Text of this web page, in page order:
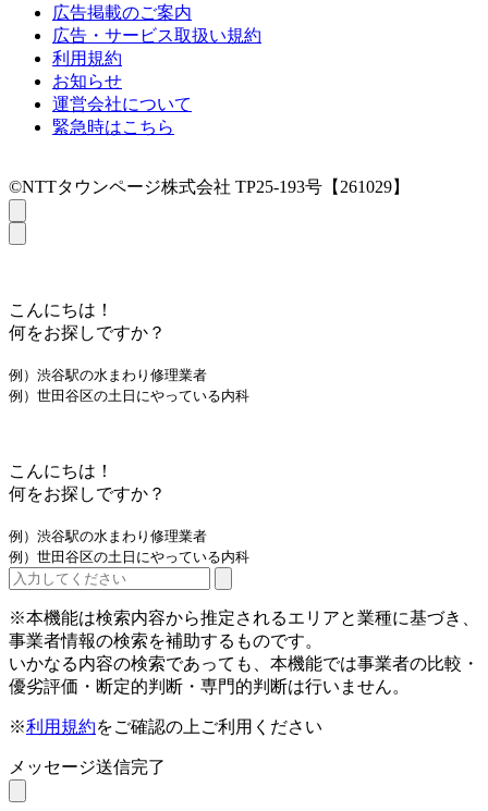
広告掲載のご案内
広告・サービス取扱い規約
利用規約
お知らせ
運営会社について
緊急時はこちら
©NTTタウンページ株式会社 TP25-193号【261029】
こんにちは！
何をお探しですか？
例）渋谷駅の水まわり修理業者
例）世田谷区の土日にやっている内科
こんにちは！
何をお探しですか？
例）渋谷駅の水まわり修理業者
例）世田谷区の土日にやっている内科
※本機能は検索内容から推定されるエリアと業種に基づき、
事業者情報の検索を補助するものです。
いかなる内容の検索であっても、本機能では事業者の比較・
優劣評価・断定的判断・専門的判断は行いません。
※利用規約をご確認の上ご利用ください
メッセージ送信完了